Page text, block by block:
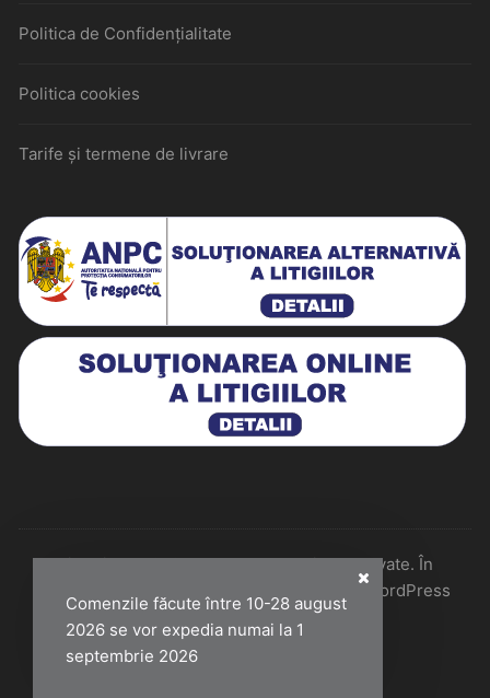
Comenzile făcute între 10-28 august
2026 se vor expedia numai la 1
septembrie 2026
Politica de Confidențialitate
Politica cookies
Tarife și termene de livrare
Historiarum 2026 - Toate drepturile rezervate. În
colaborare cu Perfect Pixel & Mentenanță WordPress